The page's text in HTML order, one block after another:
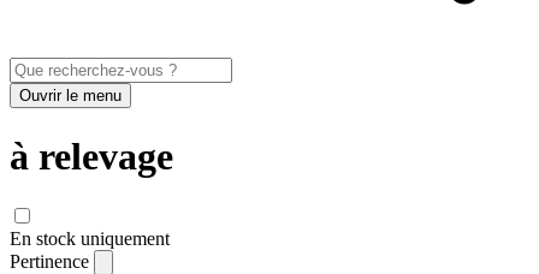
Ouvrir le menu
à relevage
En stock uniquement
Pertinence